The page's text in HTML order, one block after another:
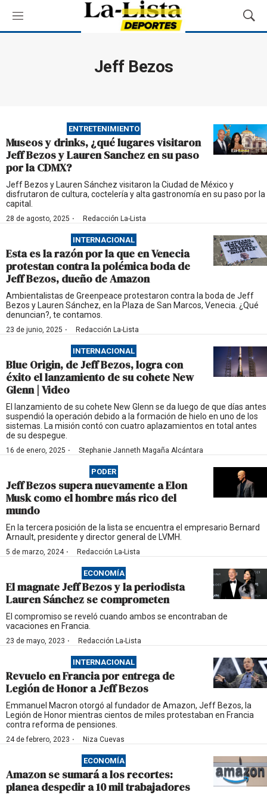
M
e
M
o
ú
s
q
u
a
Jeff Bezos
ENTRETENIMIENTO
Museos y drinks, ¿qué lugares visitaron
Jeff Bezos y Lauren Sanchez en su paso
por la CDMX?
Jeff Bezos y Lauren Sánchez visitaron la Ciudad de México y
disfrutaron de cultura, coctelería y alta gastronomía en su paso por la
capital.
28 de agosto, 2025 · Redacción La-Lista
INTERNACIONAL
Esta es la razón por la que en Venecia
protestan contra la polémica boda de
Jeff Bezos, dueño de Amazon
Ambientalistas de Greenpeace protestaron contra la boda de Jeff
Bezos y Lauren Sánchez, en la Plaza de San Marcos, Venecia. ¿Qué
denuncian?, te contamos.
23 de junio, 2025 · Redacción La-Lista
INTERNACIONAL
Blue Origin, de Jeff Bezos, logra con
éxito el lanzamiento de su cohete New
Glenn | Video
El lanzamiento de su cohete New Glenn se da luego de que días antes
suspendió la operación debido a la formación de hielo en uno de los
sistemas. La misión contó con cuatro aplazamientos en total antes
de su despegue.
16 de enero, 2025 · Stephanie Janneth Magaña Alcántara
PODER
Jeff Bezos supera nuevamente a Elon
Musk como el hombre más rico del
mundo
En la tercera posición de la lista se encuentra el empresario Bernard
Arnault, presidente y director general de LVMH.
5 de marzo, 2024· Redacción La-Lista
ECONOMÍA
El magnate Jeff Bezos y la periodista
Lauren Sánchez se comprometen
El compromiso se reveló cuando ambos se encontraban de
vacaciones en Francia.
23 de mayo, 2023 · Redacción La-Lista
INTERNACIONAL
Revuelo en Francia por entrega de
Legión de Honor a Jeff Bezos
Emmanuel Macron otorgó al fundador de Amazon, Jeff Bezos, la
Legión de Honor mientras cientos de miles protestaban en Francia
contra reforma de pensiones.
24 de febrero, 2023 · Niza Cuevas
ECONOMÍA
Amazon se sumará a los recortes:
planea despedir a 10 mil trabajadores